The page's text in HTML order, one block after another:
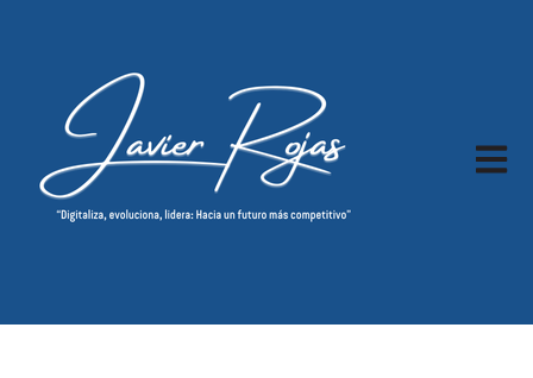
Abrir